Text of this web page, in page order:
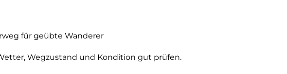
für geübte Wanderer
Wegzustand und Kondition gut prüfen.